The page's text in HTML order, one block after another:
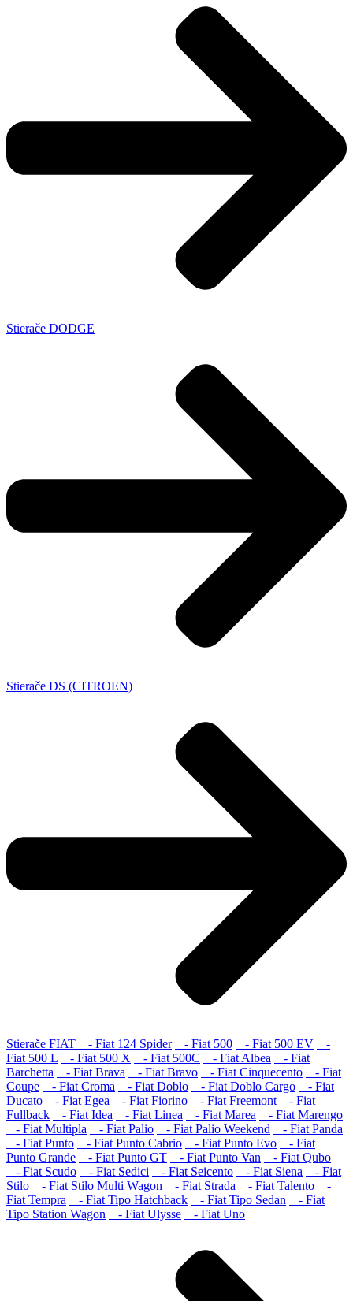
Stierače DODGE
Stierače DS (CITROEN)
Stierače FIAT - Fiat 124 Spider - Fiat 500 - Fiat 500 EV
-
Fiat 500 L
- Fiat 500 X - Fiat 500C - Fiat Albea
- Fiat
Barchetta
- Fiat Brava - Fiat Bravo - Fiat Cinquecento
- Fiat
Coupe
- Fiat Croma - Fiat Doblo - Fiat Doblo Cargo
- Fiat
Ducato
- Fiat Egea - Fiat Fiorino - Fiat Freemont
- Fiat
Fullback
- Fiat Idea - Fiat Linea - Fiat Marea
- Fiat Marengo
- Fiat Multipla
- Fiat Palio - Fiat Palio Weekend
- Fiat Panda
- Fiat Punto
- Fiat Punto Cabrio - Fiat Punto Evo
- Fiat
Punto Grande
- Fiat Punto GT - Fiat Punto Van
- Fiat Qubo
- Fiat Scudo
- Fiat Sedici - Fiat Seicento - Fiat Siena
- Fiat
Stilo
- Fiat Stilo Multi Wagon - Fiat Strada - Fiat Talento
-
Fiat Tempra
- Fiat Tipo Hatchback - Fiat Tipo Sedan
- Fiat
Tipo Station Wagon
- Fiat Ulysse - Fiat Uno